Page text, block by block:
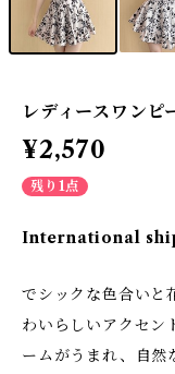
レディースワンピ
¥2,570
残り1点
International
でシックな色合いと
わいらしいアクセン
ームがうまれ、自然